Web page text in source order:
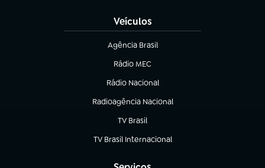
Veículos
Agência Brasil
(abre em nova aba)
Rádio MEC
Rádio Nacional
(abre em nova aba)
Radioagência Nacional
(abre em nova aba)
TV Brasil
(abre em nova aba)
TV Brasil Internacional
(abre em nova aba)